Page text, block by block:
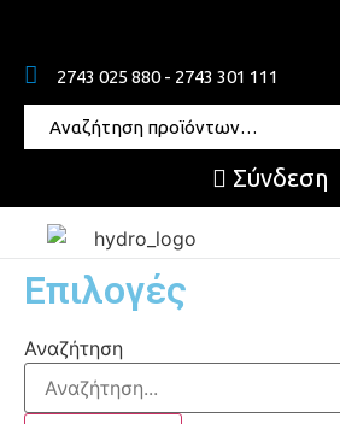
2743 025 880 - 2743 301 111
Σύνδεση
Επιλογές
Αναζήτηση